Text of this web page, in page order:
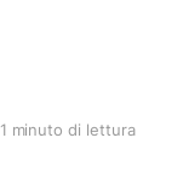
1 minuto di lettura